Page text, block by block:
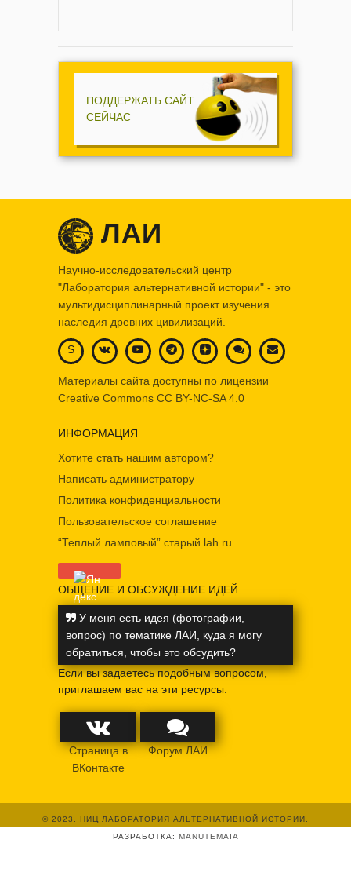
ПОДДЕРЖАТЬ САЙТ
СЕЙЧАС
ЛАИ
Научно-исследовательский центр
"Лаборатория альтернативной истории" - это
мультидисциплинарный проект изучения
наследия древних цивилизаций.
S
Материалы сайта доступны по лицензии
Creative Commons CC BY-NC-SA 4.0
ИНФОРМАЦИЯ
Хотите стать нашим автором?
Написать администратору
Политика конфиденциальности
Пользовательское соглашение
“Теплый ламповый” старый lah.ru
ОБЩЕНИЕ И ОБСУЖДЕНИЕ ИДЕЙ
У меня есть идея (фотографии,
вопрос) по тематике ЛАИ, куда я могу
обратиться, чтобы это обсудить?
Если вы задаетесь подобным вопросом,
приглашаем вас на эти ресурсы:
Страница в
ВКонтакте
Форум ЛАИ
© 2023. НИЦ ЛАБОРАТОРИЯ АЛЬТЕРНАТИВНОЙ ИСТОРИИ.
РАЗРАБОТКА: MANUTEMAIA